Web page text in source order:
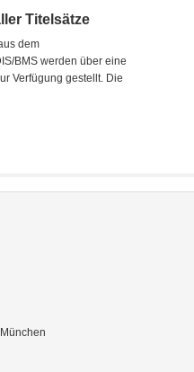
Titelsätze
dem
BMS werden über eine
Verfügung gestellt. Die